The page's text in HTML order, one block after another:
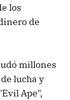
los
de
millones
lucha y
Ape",